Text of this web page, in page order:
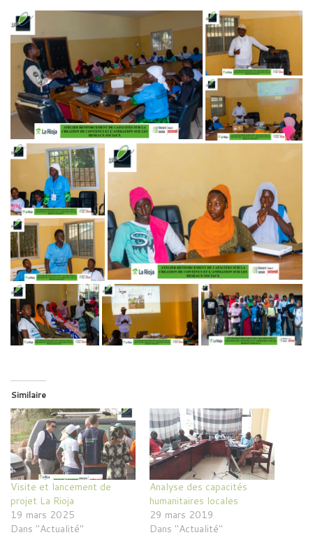
Similaire
Visite et lancement de
projet La Rioja
19 mars 2025
Dans "Actualité"
Analyse des capacités
humanitaires locales
29 mars 2019
Dans "Actualité"